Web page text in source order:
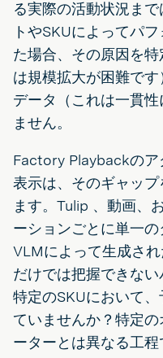
る実際の活動状況ま
トやSKUによってパ
た場合、その原因を
は規模拡大が困難で
データ（これは一貫
ません。
Factory Playbackのア
表示は、そのギャッ
ます。Tulip 、動画、
ーションごとに単一の
VLMによって生成さ
だけでは把握できない
特定のSKUにおいて
ていませんか？特定
ーターとは異なる工